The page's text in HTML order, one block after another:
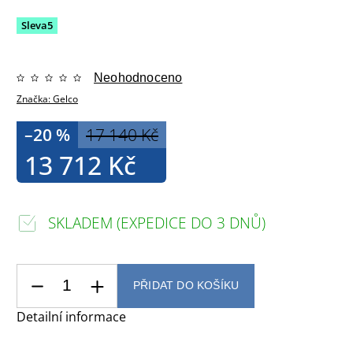
Sleva5
Značka:Gelco
Neohodnoceno
17 140 Kč
–20 %
13 712 Kč
SKLADEM (EXPEDICE DO 3 DNŮ)
PŘIDAT DO KOŠÍKU
Detailní informace